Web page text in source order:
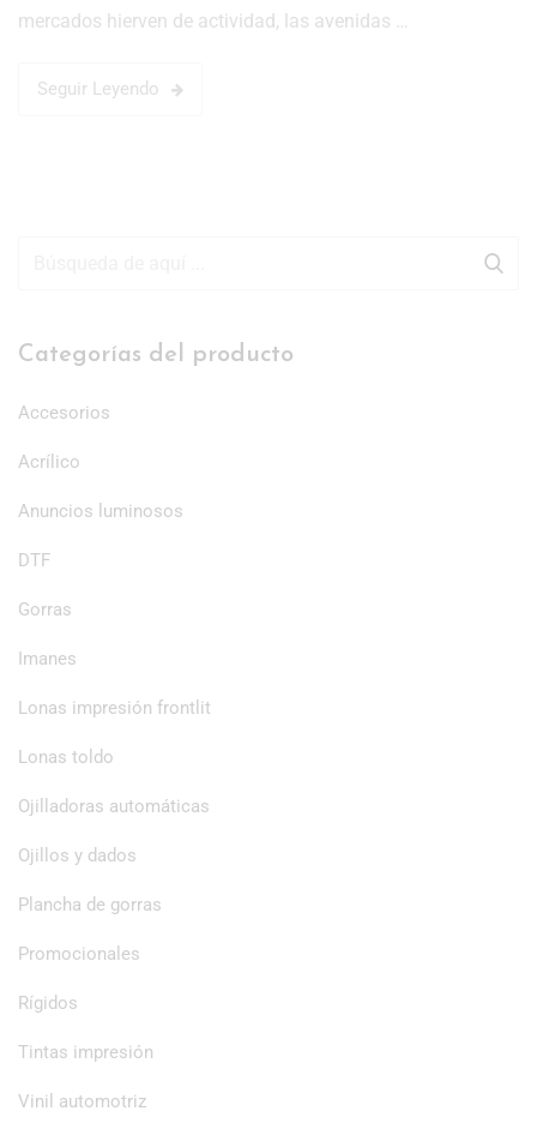
mercados hierven de actividad, las avenidas …
Seguir Leyendo
Categorías del producto
Accesorios
Acrílico
Anuncios luminosos
DTF
Gorras
Imanes
Lonas impresión frontlit
Lonas toldo
Ojilladoras automáticas
Ojillos y dados
Plancha de gorras
Promocionales
Rígidos
Tintas impresión
Vinil automotriz